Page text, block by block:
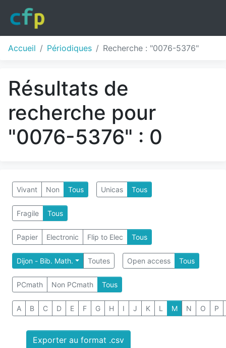
Accueil Périodiques Recherche : "0076-5376"
Résultats de
recherche pour
"0076-5376" : 0
Vivant Non Tous Unicas Tous
Fragile Tous
Papier Electronic Flip to Elec Tous
Dijon - Bib. Math. Toutes Open access Tous
PCmath Non PCmath Tous
A B C D E F G H I J K L M N O P
Exporter au format .csv